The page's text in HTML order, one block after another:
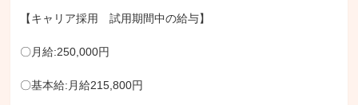
【キャリア採用　試用期間中の給与】
〇月給:250,000円
〇基本給:月給215,800円